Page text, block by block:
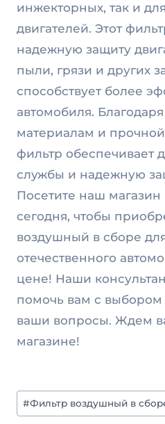
инжекторных, так и
двигателей. Этот
надежную защиту
пыли, грязи и других
способствует более
автомобиля.
материалам и прочной
фильтр обеспечивает
службы и надежную
Посетите наш магазин
сегодня, чтобы
воздушный в сборе
отечественного
цене! Наши
помочь вам с выбором
ваши вопросы. Ждем
магазине!
Метки
записи:
#Фильтр воздушный в